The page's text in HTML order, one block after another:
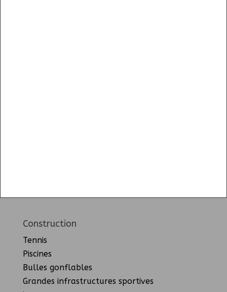
Construction
Tennis
Piscines
Bulles gonflables
Grandes infrastructures sportives